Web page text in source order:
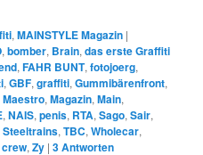
,MAINSTYLE Magazin |
,bomber, Brain,das erste Graffiti
,FAHR BUNT,fotojoerg,
,GBF,graffiti,Gummibärenfront,
Maestro,Magazin,Main,
,NAIS,penis, RTA,Sago,Sair,
Steeltrains,TBC,Wholecar,
,Zy |3Antworten